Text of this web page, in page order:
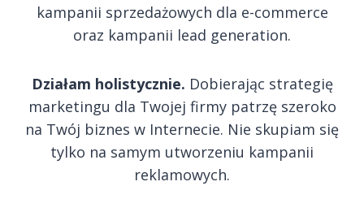
kampanii sprzedażowych dla e-commerce
oraz kampanii lead generation.
Działam holistycznie. Dobierając strategię
marketingu dla Twojej firmy patrzę szeroko
na Twój biznes w Internecie. Nie skupiam się
tylko na samym utworzeniu kampanii
reklamowych.